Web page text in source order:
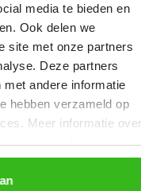
media te bieden en
Ook delen we
site met onze partners
Deze partners
andere informatie
hebben verzameld op
Meer informatie
door
van de EPDM
nodig is.